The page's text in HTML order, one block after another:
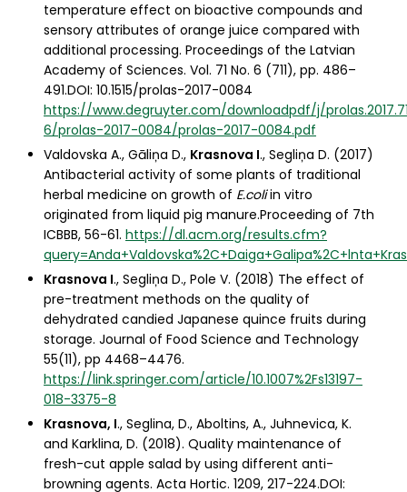
temperature effect on bioactive compounds and
sensory attributes of orange juice compared with
additional processing. Proceedings of the Latvian
Academy of Sciences. Vol. 71 No. 6 (711), pp. 486–
491.DOI: 10.1515/prolas-2017-0084
https://www.degruyter.com/downloadpdf/j/
6/prolas-2017-0084/prolas-2017-0084.pdf
Valdovska A., Gāliņa D., Krasnova I., Segliņa D. (2017)
Antibacterial activity of some plants of traditional
herbal medicine on growth of E.coliin vitro
originated from liquid pig manure.Proceeding of 7th
ICBBB, 56-61. https://dl.acm.org/results.cfm?
Krasnova I., Segliņa D., Pole V. (2018) The effect of
pre-treatment methods on the quality of
dehydrated candied Japanese quince fruits during
storage. Journal of Food Science and Technology
55(11), pp 4468–4476.
https://link.springer.com/article/10.1007%2Fs13197-
018-3375-8
Krasnova, I., Seglina, D., Aboltins, A., Juhnevica, K.
and Karklina, D. (2018). Quality maintenance of
fresh-cut apple salad by using different anti-
browning agents. Acta Hortic. 1209, 217-224.DOI: